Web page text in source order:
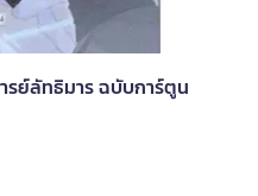
รย์ลัทธิมาร ฉบับการ์ตูน